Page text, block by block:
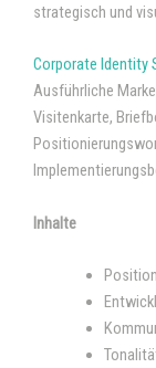
strategisch und
Corporate Identity
Ausführliche
Visitenkarte,
Inhalte